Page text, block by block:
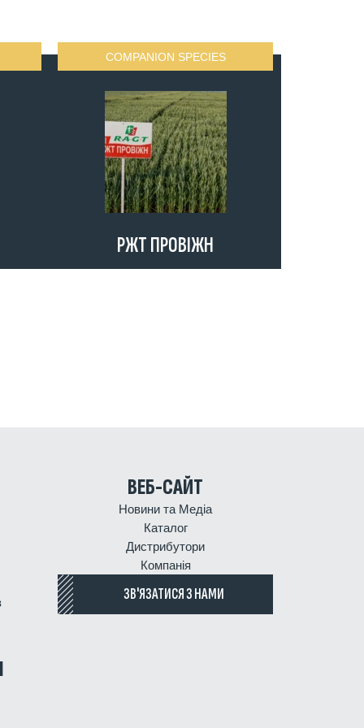
COMPANION SPECIES
РЖТ ПРОВІЖН
ВЕБ-САЙТ
Новини та Медіа
Каталог
Дистрибутори
Компанія
ЗВ'ЯЗАТИСЯ З НАМИ